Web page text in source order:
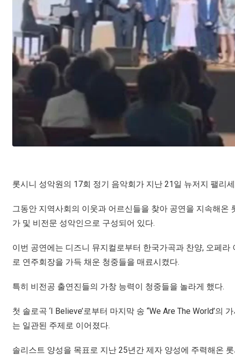
롯시니 성악원의 17회 정기 음악회가 지난 21일 뉴저지 팰리
그동안 지역사회의 이웃과 어르신들을 찾아 공연을 지속해
가 및 비전문 성악인으로 구성되어 있다.
이번 공연에는 디즈니 뮤지컬로부터 한국가곡과 찬양, 오페
로 연주회장을 가득 채운 청중들을 매료시켰다.
특히 비전공 출연진들의 가창 능력이 청중들을 놀라게 했다.
첫 솔로곡 ‘I Believe’로부터 마지막 송 “We Are The World’
는 일관된 주제로 이어졌다.
솔리스트 양성을 목표로 지난 25년간 제자 양성에 주력해온